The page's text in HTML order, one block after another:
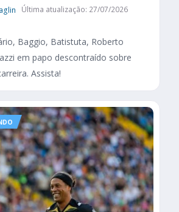
Última atualização: 27/07/2026
Baggio, Batistuta, Roberto
em papo descontraído sobre
Assista!